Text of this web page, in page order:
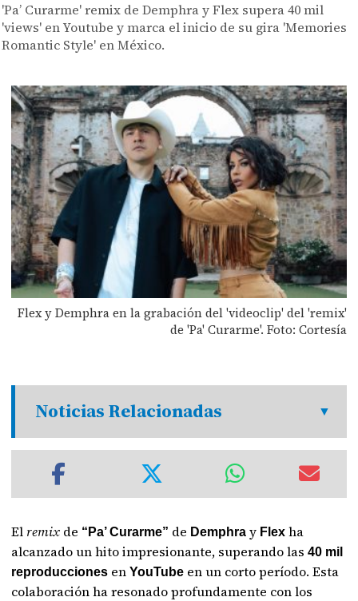
'Pa’ Curarme' remix de Demphra y Flex supera 40 mil
'views' en Youtube y marca el inicio de su gira 'Memories
Romantic Style' en México.
Flex y Demphra en la grabación del 'videoclip' del 'remix'
de 'Pa' Curarme'. Foto: Cortesía
Noticias Relacionadas
El remix de “Pa’ Curarme” de Demphray Flexha
alcanzado un hito impresionante, superando las40 mil
reproducciones enYouTube en un corto período. Esta
colaboración ha resonado profundamente con los